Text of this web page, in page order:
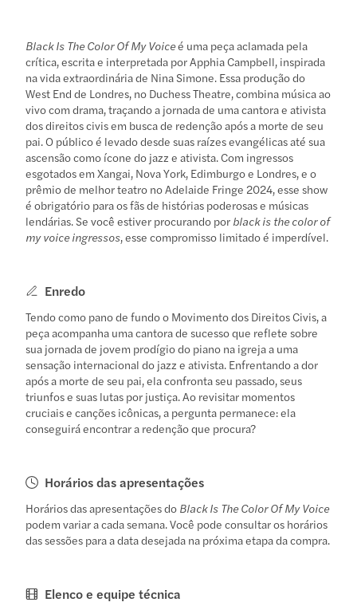
Black Is The Color Of My Voiceé uma peça aclamada pela
crítica, escrita e interpretada por Apphia Campbell, inspirada
na vida extraordinária de Nina Simone. Essa produção do
West End de Londres, no Duchess Theatre, combina música ao
vivo com drama, traçando a jornada de uma cantora e ativista
dos direitos civis em busca de redenção após a morte de seu
pai. O público é levado desde suas raízes evangélicas até sua
ascensão como ícone do jazz e ativista. Com ingressos
esgotados em Xangai, Nova York, Edimburgo e Londres, e o
prêmio de melhor teatro no Adelaide Fringe 2024, esse show
é obrigatório para os fãs de histórias poderosas e músicas
lendárias. Se você estiver procurando por black is the color of
my voice ingressos, esse compromisso limitado é imperdível.
Enredo
Tendo como pano de fundo o Movimento dos Direitos Civis, a
peça acompanha uma cantora de sucesso que reflete sobre
sua jornada de jovem prodígio do piano na igreja a uma
sensação internacional do jazz e ativista. Enfrentando a dor
após a morte de seu pai, ela confronta seu passado, seus
triunfos e suas lutas por justiça. Ao revisitar momentos
cruciais e canções icônicas, a pergunta permanece: ela
conseguirá encontrar a redenção que procura?
Horários das apresentações
Horários das apresentações do Black Is The Color Of My Voice
podem variar a cada semana. Você pode consultar os horários
das sessões para a data desejada na próxima etapa da compra.
Elenco e equipe técnica